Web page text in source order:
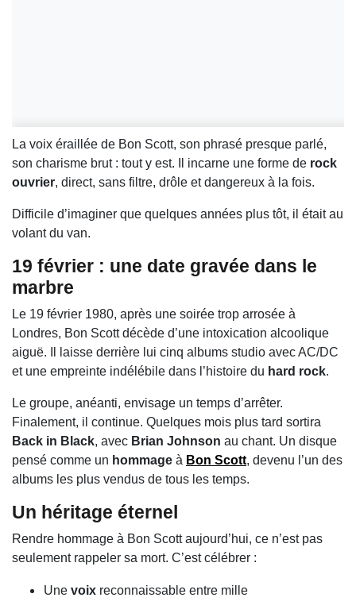
La voix éraillée de Bon Scott, son phrasé presque parlé,
son charisme brut : tout y est. Il incarne une forme de rock
ouvrier, direct, sans filtre, drôle et dangereux à la fois.
Difficile d’imaginer que quelques années plus tôt, il était au
volant du van.
19 février : une date gravée dans le
marbre
Le 19 février 1980, après une soirée trop arrosée à
Londres, Bon Scott décède d’une intoxication alcoolique
aiguë. Il laisse derrière lui cinq albums studio avec AC/DC
et une empreinte indélébile dans l’histoire du hard rock.
Le groupe, anéanti, envisage un temps d’arrêter.
Finalement, il continue. Quelques mois plus tard sortira
Back in Black, avec Brian Johnson au chant. Un disque
pensé comme un hommage à Bon Scott, devenu l’un des
albums les plus vendus de tous les temps.
Un héritage éternel
Rendre hommage à Bon Scott aujourd’hui, ce n’est pas
seulement rappeler sa mort. C’est célébrer :
Une voix reconnaissable entre mille